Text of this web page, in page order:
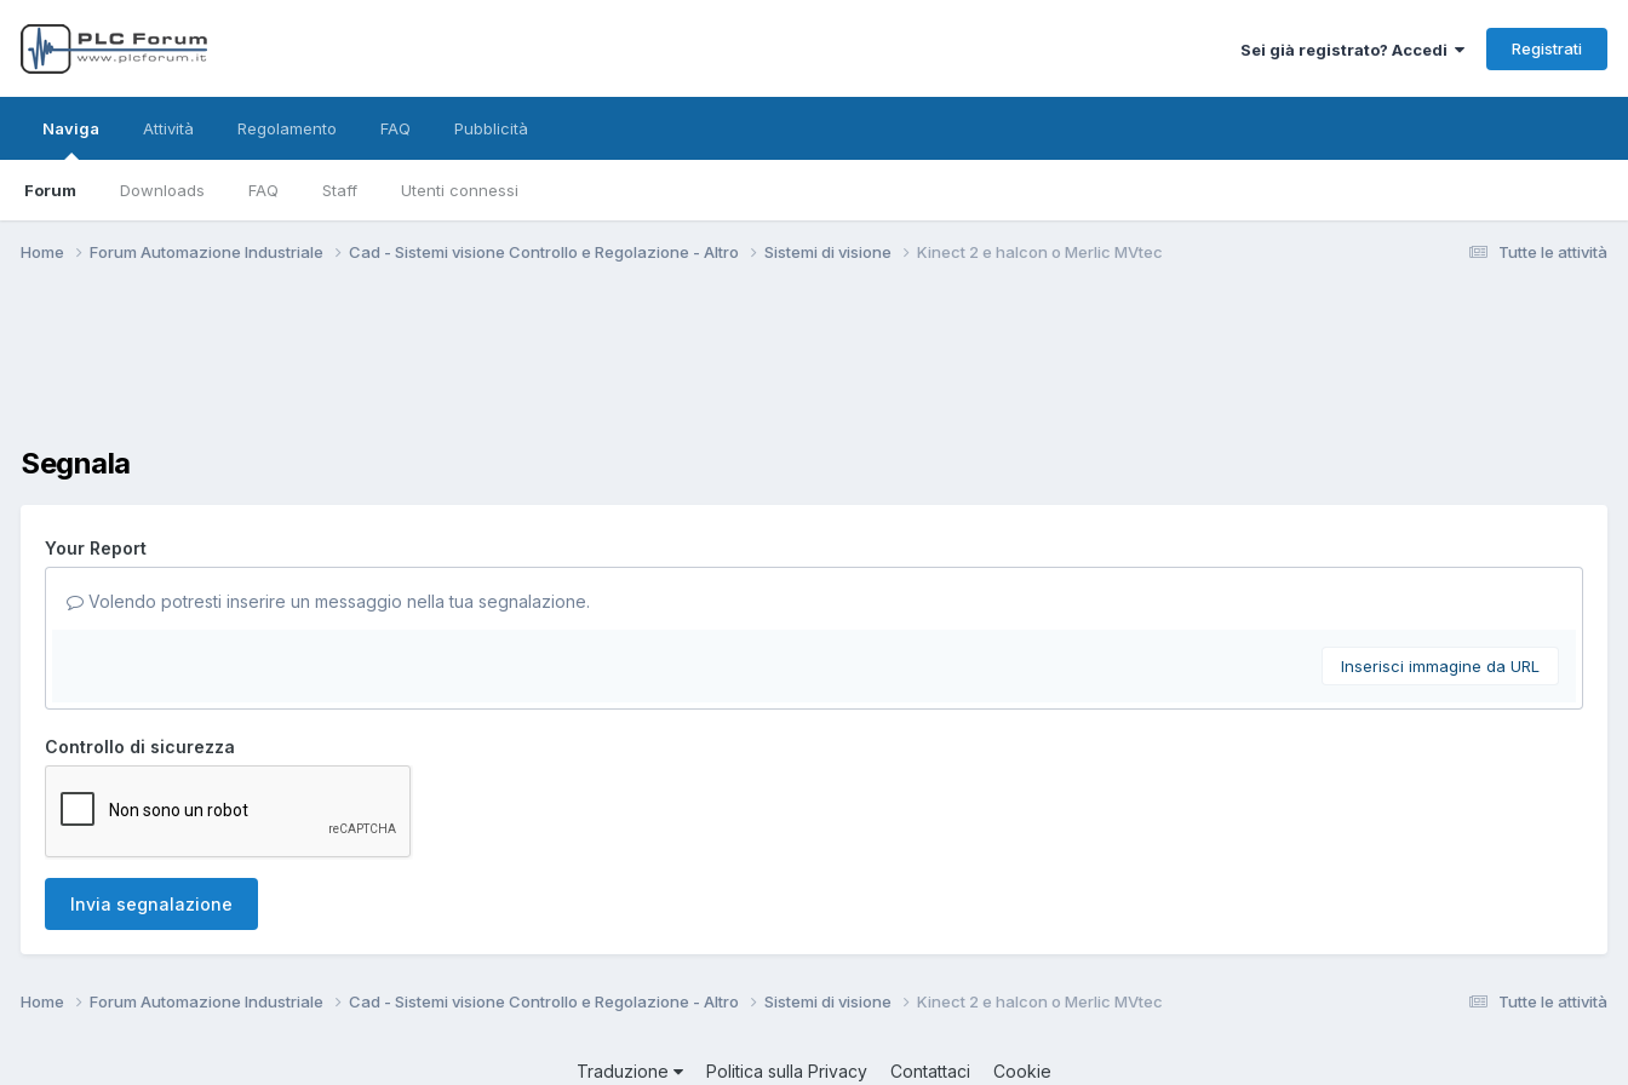
Sei già registrato? Accedi Registrati
Naviga
Forum Downloads FAQ Staff Utenti connessi
Attività Regolamento FAQ Pubblicità
Tutte le attività
Home Forum Automazione Industriale Cad - Sistemi visione Controllo e Regolazione - Altro Sistemi di visione Kinect 2 e halcon o Merlic MVtec
Segnala
Your Report
Volendo potresti inserire un messaggio nella tua segnalazione.
Inserisci immagine da URL
Controllo di sicurezza
Invia segnalazione
Tutte le attività
Home Forum Automazione Industriale Cad - Sistemi visione Controllo e Regolazione - Altro Sistemi di visione Kinect 2 e halcon o Merlic MVtec
Traduzione Politica sulla Privacy Contattaci Cookie